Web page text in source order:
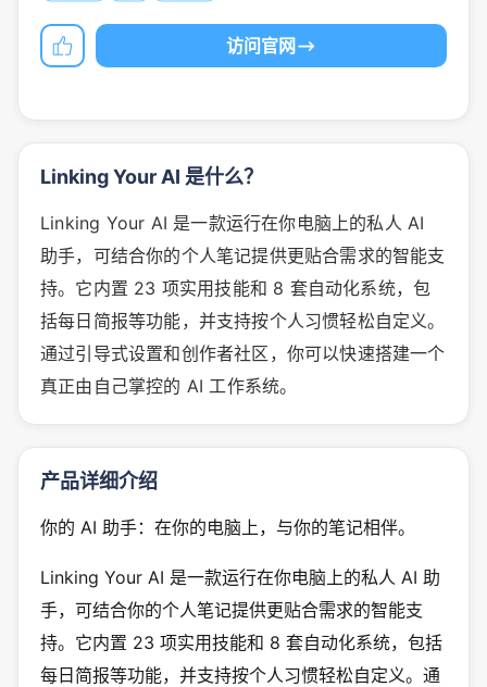
访问官网
Linking Your AI 是什么？
Linking Your AI 是一款运行在你电脑上的私人 AI
助手，可结合你的个人笔记提供更贴合需求的智能支
持。它内置 23 项实用技能和 8 套自动化系统，包
括每日简报等功能，并支持按个人习惯轻松自定义。
通过引导式设置和创作者社区，你可以快速搭建一个
真正由自己掌控的 AI 工作系统。
产品详细介绍
你的 AI 助手：在你的电脑上，与你的笔记相伴。
Linking Your AI 是一款运行在你电脑上的私人 AI 助
手，可结合你的个人笔记提供更贴合需求的智能支
持。它内置 23 项实用技能和 8 套自动化系统，包括
每日简报等功能，并支持按个人习惯轻松自定义。通